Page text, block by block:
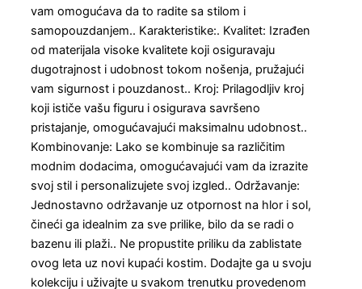
vam omogućava da to radite sa stilom i
samopouzdanjem.. Karakteristike:. Kvalitet: Izrađen
od materijala visoke kvalitete koji osiguravaju
dugotrajnost i udobnost tokom nošenja, pružajući
vam sigurnost i pouzdanost.. Kroj: Prilagodljiv kroj
koji ističe vašu figuru i osigurava savršeno
pristajanje, omogućavajući maksimalnu udobnost..
Kombinovanje: Lako se kombinuje sa različitim
modnim dodacima, omogućavajući vam da izrazite
svoj stil i personalizujete svoj izgled.. Održavanje:
Jednostavno održavanje uz otpornost na hlor i sol,
čineći ga idealnim za sve prilike, bilo da se radi o
bazenu ili plaži.. Ne propustite priliku da zablistate
ovog leta uz novi kupaći kostim. Dodajte ga u svoju
kolekciju i uživajte u svakom trenutku provedenom